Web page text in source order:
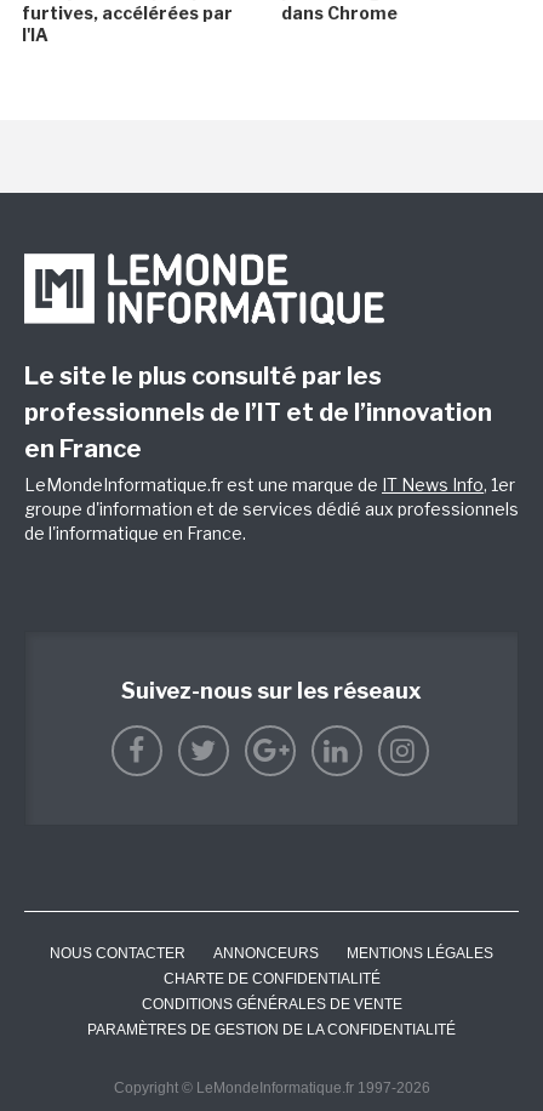
furtives, accélérées par
l'IA
dans Chrome
Le site le plus consulté par les
professionnels de l’IT et de l’innovation
en France
LeMondeInformatique.fr est une marque de IT News Info, 1er
groupe d'information et de services dédié aux professionnels
de l'informatique en France.
Suivez-nous sur les réseaux
NOUS CONTACTER ANNONCEURS
MENTIONS LÉGALES
CHARTE DE CONFIDENTIALITÉ
CONDITIONS GÉNÉRALES DE VENTE
PARAMÈTRES DE GESTION DE LA CONFIDENTIALITÉ
Copyright © LeMondeInformatique.fr 1997-2026